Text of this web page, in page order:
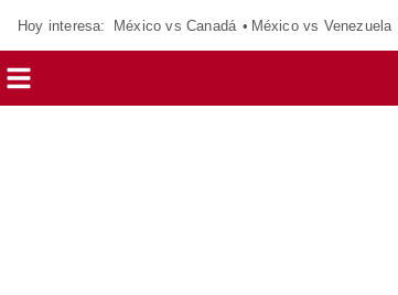
Hoy interesa: México vs Canadá México vs Venezuela